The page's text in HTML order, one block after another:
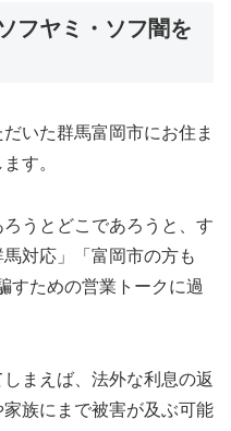
フヤミ・ソフ闇を
いた群馬富岡市にお住ま
す。
うとどこであろうと、す
対応」「富岡市の方も
すための営業トークに過
まえば、法外な利息の返
族にまで被害が及ぶ可能